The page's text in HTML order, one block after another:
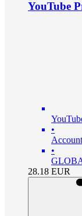
YouTube
•
Account
•
28.18 EUR